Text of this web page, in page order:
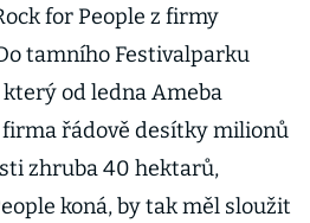
for People z firmy
tamního Festivalparku
od ledna Ameba
řádově desítky milionů
zhruba 40 hektarů,
koná, by tak měl sloužit